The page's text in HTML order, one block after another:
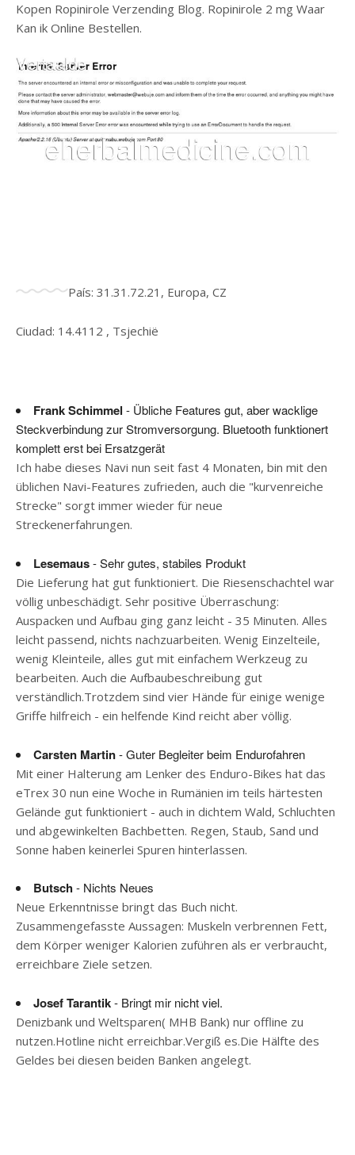
Kopen Ropinirole Verzending Blog. Ropinirole 2 mg Waar
Kan ik Online Bestellen.
País: 31.31.72.21, Europa, CZ
Ciudad: 14.4112 , Tsjechië
Frank Schimmel - Übliche Features gut, aber wacklige
Steckverbindung zur Stromversorgung. Bluetooth funktionert
komplett erst bei Ersatzgerät
Ich habe dieses Navi nun seit fast 4 Monaten, bin mit den
üblichen Navi-Features zufrieden, auch die "kurvenreiche
Strecke" sorgt immer wieder für neue
Streckenerfahrungen.
Lesemaus- Sehr gutes, stabiles Produkt
Die Lieferung hat gut funktioniert. Die Riesenschachtel war
völlig unbeschädigt. Sehr positive Überraschung:
Auspacken und Aufbau ging ganz leicht - 35 Minuten. Alles
leicht passend, nichts nachzuarbeiten. Wenig Einzelteile,
wenig Kleinteile, alles gut mit einfachem Werkzeug zu
bearbeiten. Auch die Aufbaubeschreibung gut
verständlich.Trotzdem sind vier Hände für einige wenige
Griffe hilfreich - ein helfende Kind reicht aber völlig.
Carsten Martin- Guter Begleiter beim Endurofahren
Mit einer Halterung am Lenker des Enduro-Bikes hat das
eTrex 30 nun eine Woche in Rumänien im teils härtesten
Gelände gut funktioniert - auch in dichtem Wald, Schluchten
und abgewinkelten Bachbetten. Regen, Staub, Sand und
Sonne haben keinerlei Spuren hinterlassen.
Butsch- Nichts Neues
Neue Erkenntnisse bringt das Buch nicht.
Zusammengefasste Aussagen: Muskeln verbrennen Fett,
dem Körper weniger Kalorien zuführen als er verbraucht,
erreichbare Ziele setzen.
Josef Tarantik- Bringt mir nicht viel.
Denizbank und Weltsparen( MHB Bank) nur offline zu
nutzen.Hotline nicht erreichbar.Vergiß es.Die Hälfte des
Geldes bei diesen beiden Banken angelegt.